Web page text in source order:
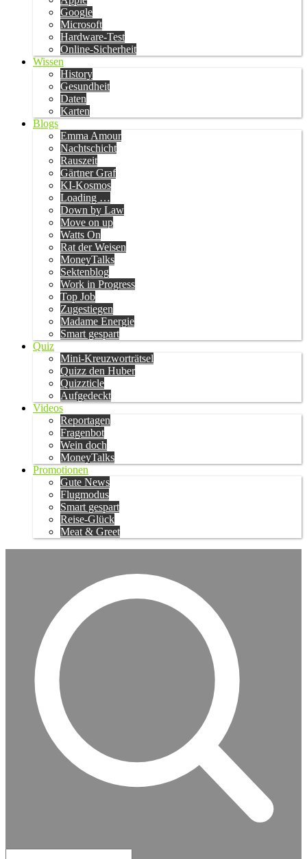
Google
Microsoft
Hardware-Test
Online-Sicherheit
Wissen
History
Gesundheit
Daten
Karten
Blogs
Emma Amour
Nachtschicht
Rauszeit
Gärtner Graf
KI-Kosmos
Loading …
Down by Law
Move on up
Watts On
Rat der Weisen
MoneyTalks
Sektenblog
Work in Progress
Top Job
Zugestiegen
Madame Energie
Smart gespart
Quiz
Mini-Kreuzworträtsel
Quizz den Huber
Quizzticle
Aufgedeckt
Videos
Reportagen
Fragenbot
Wein doch
MoneyTalks
Promotionen
Gute News
Flugmodus
Smart gespart
Reise-Glück
Meat & Greet